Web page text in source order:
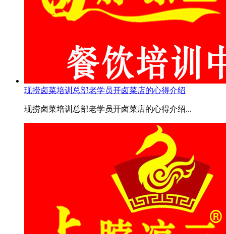
现捞卤菜培训总部老学员开卤菜店的心得介绍
现捞卤菜培训总部老学员开卤菜店的心得介绍...